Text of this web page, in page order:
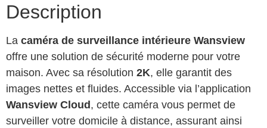
Description
La caméra de surveillance intérieure Wansview
offre une solution de sécurité moderne pour votre
maison. Avec sa résolution 2K, elle garantit des
images nettes et fluides. Accessible via l’application
Wansview Cloud, cette caméra vous permet de
surveiller votre domicile à distance, assurant ainsi